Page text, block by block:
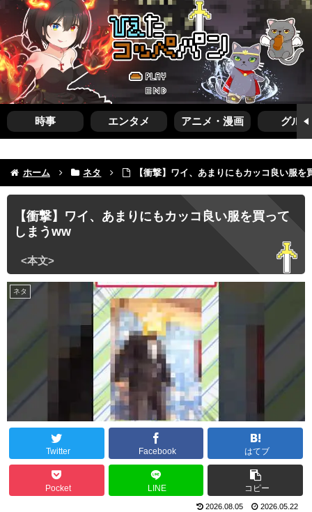
時事 エンタメ アニメ・漫画 グルメ
ホーム ネタ 【衝撃】ワイ、あまりにもカッコ良い服を
【衝撃】ワイ、あまりにもカッコ良い服を買って
しまうww
ネタ
Twitter Facebook はてブ
Pocket LINE コピー
2026.08.05 2026.05.22